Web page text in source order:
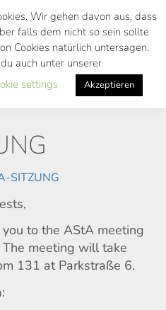
SITZUNG
to the AStA meeting
meeting will take
131 at Parkstraße 6.
Wir gehen davon aus, dass
falls dem nicht so sein sollte
Cookies natürlich untersagen.
auch unter unserer
settings Akzeptieren